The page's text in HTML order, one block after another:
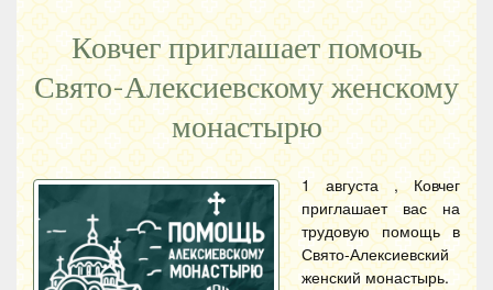
Ковчег приглашает помочь
Свято-Алексиевскому женскому
монастырю
1 августа , Ковчег
приглашает вас на
трудовую помощь в
Свято-Алексиевский
женский монастырь.